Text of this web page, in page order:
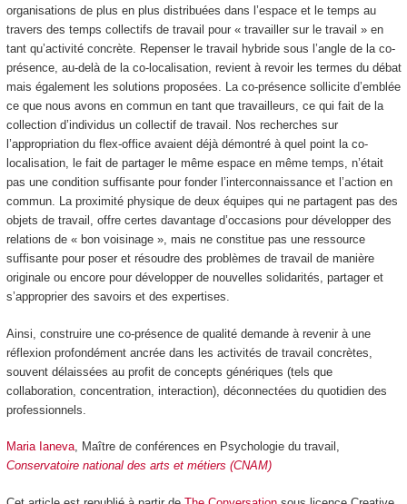
organisations de plus en plus distribuées dans l’espace et le temps au
travers des temps collectifs de travail pour « travailler sur le travail » en
tant qu’activité concrète. Repenser le travail hybride sous l’angle de la co-
présence, au-delà de la co-localisation, revient à revoir les termes du débat
mais également les solutions proposées. La co-présence sollicite d’emblée
ce que nous avons en commun en tant que travailleurs, ce qui fait de la
collection d’individus un collectif de travail. Nos recherches sur
l’appropriation du flex-office avaient déjà démontré à quel point la co-
localisation, le fait de partager le même espace en même temps, n’était
pas une condition suffisante pour fonder l’interconnaissance et l’action en
commun. La proximité physique de deux équipes qui ne partagent pas des
objets de travail, offre certes davantage d’occasions pour développer des
relations de « bon voisinage », mais ne constitue pas une ressource
suffisante pour poser et résoudre des problèmes de travail de manière
originale ou encore pour développer de nouvelles solidarités, partager et
s’approprier des savoirs et des expertises.
Ainsi, construire une co-présence de qualité demande à revenir à une
réflexion profondément ancrée dans les activités de travail concrètes,
souvent délaissées au profit de concepts génériques (tels que
collaboration, concentration, interaction), déconnectées du quotidien des
professionnels.
Maria Ianeva, Maître de conférences en Psychologie du travail,
Conservatoire national des arts et métiers (CNAM)